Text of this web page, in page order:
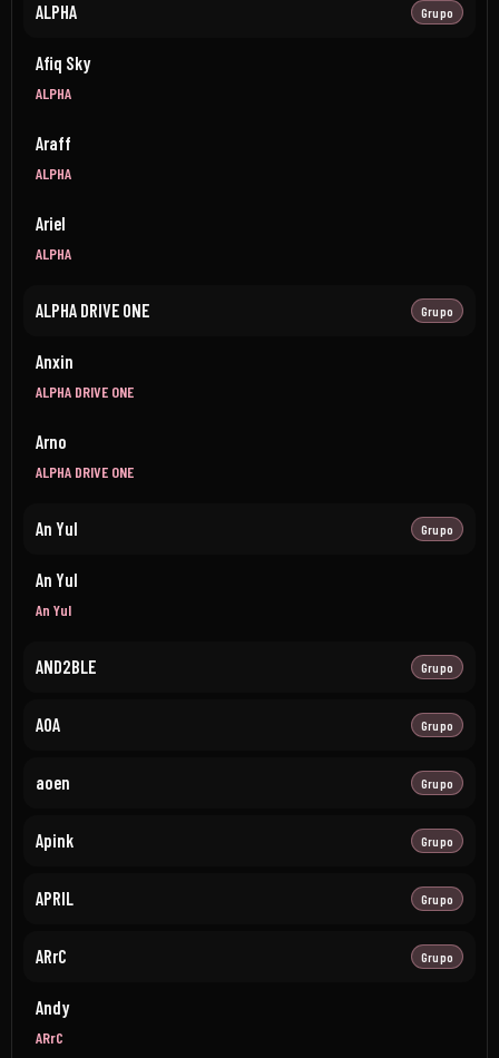
ALPHA Grupo
Afiq Sky
ALPHA
Araff
ALPHA
Ariel
ALPHA
ALPHA DRIVE ONE Grupo
Anxin
ALPHA DRIVE ONE
Arno
ALPHA DRIVE ONE
An Yul Grupo
An Yul
An Yul
AND2BLE Grupo
AOA Grupo
aoen Grupo
Apink Grupo
APRIL Grupo
ARrC Grupo
Andy
ARrC